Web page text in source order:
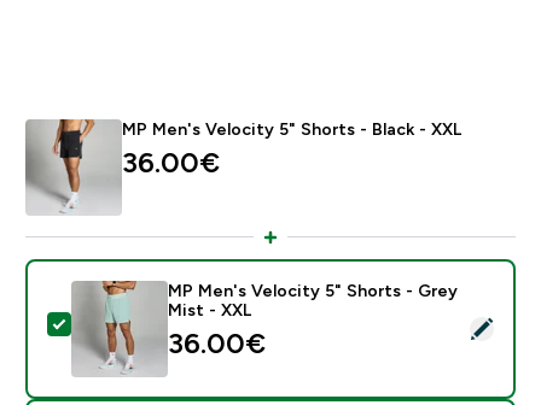
MP Men's Velocity 5" Shorts - Black - XXL
36.00€‎
- MP Men's Velocity 5" Shorts - Grey Mist - XXL
MP Men's Velocity 5" Shorts - Grey
Mist - XXL
36.00€‎